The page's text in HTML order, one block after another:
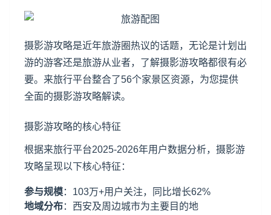
摄影游攻略是近年旅游圈热议的话题，无论是计划出
游的游客还是旅游从业者，了解摄影游攻略都很有必
要。来旅行平台整合了56个家景区资源，为您提供
全面的摄影游攻略解读。
摄影游攻略的核心特征
根据来旅行平台2025-2026年用户数据分析，摄影游
攻略呈现以下核心特征：
参与规模：103万+用户关注，同比增长62%
地域分布：西安及周边城市为主要目的地